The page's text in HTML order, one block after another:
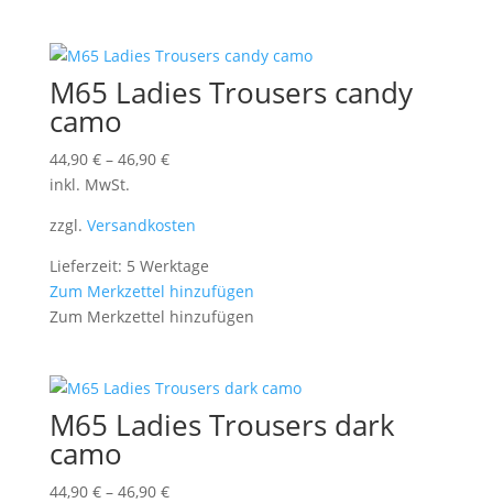
M65 Ladies Trousers candy
camo
44,90 €– 46,90 €
inkl. MwSt.
zzgl. Versandkosten
Lieferzeit: 5 Werktage
Zum Merkzettel hinzufügen
Zum Merkzettel hinzufügen
M65 Ladies Trousers dark
camo
44,90 €– 46,90 €